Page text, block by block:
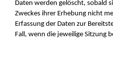
Daten werden gelöscht, sobald
Zweckes ihrer Erhebung nicht
Erfassung der Daten zur
Fall, wenn die jeweilige Sitzung